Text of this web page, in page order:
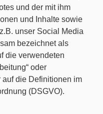
und der mit ihm
und Inhalte sowie
unser Social Media
bezeichnet als
die verwendeten
oder
auf die Definitionen im
(DSGVO).